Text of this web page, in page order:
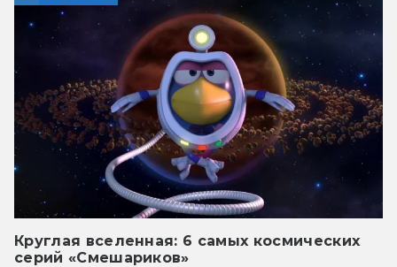
Круглая вселенная: 6 самых космических
серий «Смешариков»